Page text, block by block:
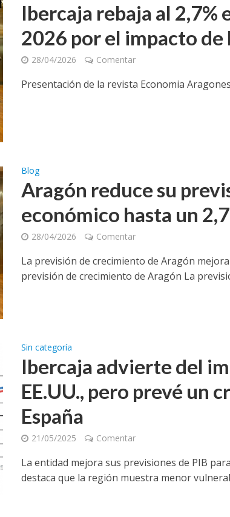
Ibercaja rebaja al
2026 por el impacto de
28/04/2026 Comentar
Presentación de la revista Economia
Blog
Aragón reduce su
económico hasta un
28/04/2026 Comentar
La previsión de crecimiento de Aragón
previsión de crecimiento de Aragón La
Sin categoría
Ibercaja advierte del
EE.UU., pero prevé un
España
21/05/2025 Comentar
La entidad mejora sus previsiones de PIB
destaca que la región muestra menor